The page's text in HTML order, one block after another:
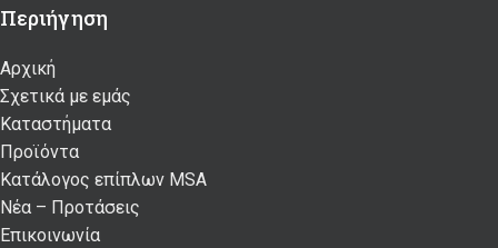
Περιήγηση
Αρχική
Σχετικά με εμάς
Καταστήματα
Προϊόντα
Κατάλογος επίπλων MSA
Nέα – Προτάσεις
Επικοινωνία